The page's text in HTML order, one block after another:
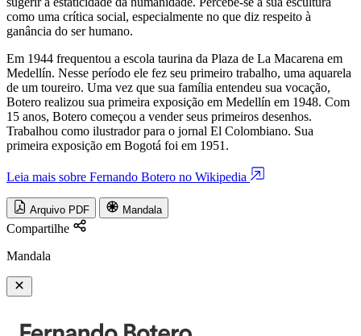
como uma crítica social, especialmente no que diz respeito à
ganância do ser humano.
Em 1944 frequentou a escola taurina da Plaza de La Macarena em
Medellín. Nesse período ele fez seu primeiro trabalho, uma aquarela
de um toureiro. Uma vez que sua família entendeu sua vocação,
Botero realizou sua primeira exposição em Medellín em 1948. Com
15 anos, Botero começou a vender seus primeiros desenhos.
Trabalhou como ilustrador para o jornal El Colombiano. Sua
primeira exposição em Bogotá foi em 1951.
Leia mais sobre Fernando Botero no Wikipedia
Arquivo PDF Mandala
Compartilhe
Mandala